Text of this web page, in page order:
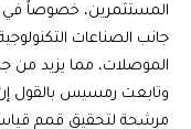
المستثمرين، خصوصاً في
جانب الصناعات
الموصلات، مما يزيد من
وتابعت رمسيس بالقول إن
مرشحة لتحقيق قمم